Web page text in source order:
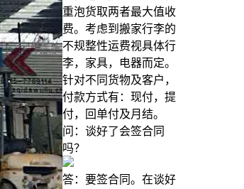
重泡货取两者最大值收
费。考虑到搬家行李的
不规整性运费视具体行
李，家具，电器而定。
针对不同货物及客户，
付款方式有：现付，提
付，回单付及月结。
问：谈好了会签合同
吗？
答：要签合同。在谈好